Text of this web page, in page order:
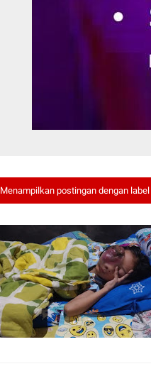
Menampilkan postingan dengan label